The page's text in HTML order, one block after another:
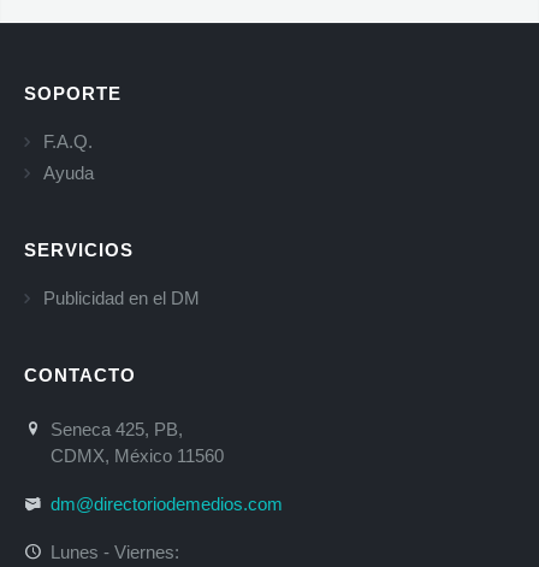
SOPORTE
F.A.Q.
Ayuda
SERVICIOS
Publicidad en el DM
CONTACTO
Seneca 425, PB,
CDMX, México 11560
dm@directoriodemedios.com
Lunes - Viernes: